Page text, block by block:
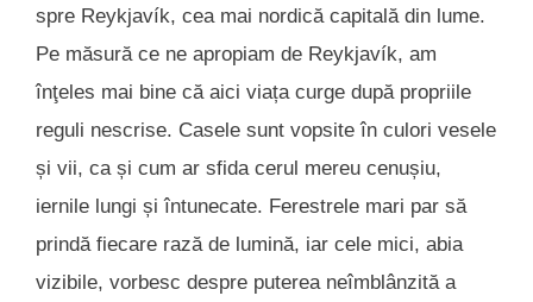
spre Reykjavík, cea mai nordică capitală din lume.
Pe măsură ce ne apropiam de Reykjavík, am
înţeles mai bine că aici viața curge după propriile
reguli nescrise. Casele sunt vopsite în culori vesele
și vii, ca și cum ar sfida cerul mereu cenușiu,
iernile lungi și întunecate. Ferestrele mari par să
prindă fiecare rază de lumină, iar cele mici, abia
vizibile, vorbesc despre puterea neîmblânzită a